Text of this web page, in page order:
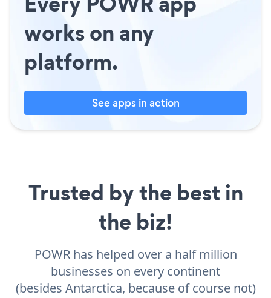
works on any
platform.
See apps in action
Trusted by the best in
the biz!
POWR has helped over a half million
businesses on every continent
(besides Antarctica, because of course not)